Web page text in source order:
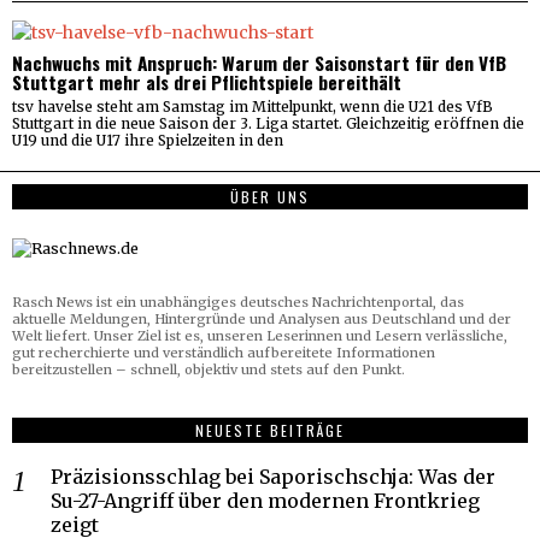
Nachwuchs mit Anspruch: Warum der Saisonstart für den VfB
Stuttgart mehr als drei Pflichtspiele bereithält
tsv havelse steht am Samstag im Mittelpunkt, wenn die U21 des VfB
Stuttgart in die neue Saison der 3. Liga startet. Gleichzeitig eröffnen die
U19 und die U17 ihre Spielzeiten in den
ÜBER UNS
Rasch News ist ein unabhängiges deutsches Nachrichtenportal, das
aktuelle Meldungen, Hintergründe und Analysen aus Deutschland und der
Welt liefert. Unser Ziel ist es, unseren Leserinnen und Lesern verlässliche,
gut recherchierte und verständlich aufbereitete Informationen
bereitzustellen – schnell, objektiv und stets auf den Punkt.
NEUESTE BEITRÄGE
Präzisionsschlag bei Saporischschja: Was der
Su-27-Angriff über den modernen Frontkrieg
zeigt